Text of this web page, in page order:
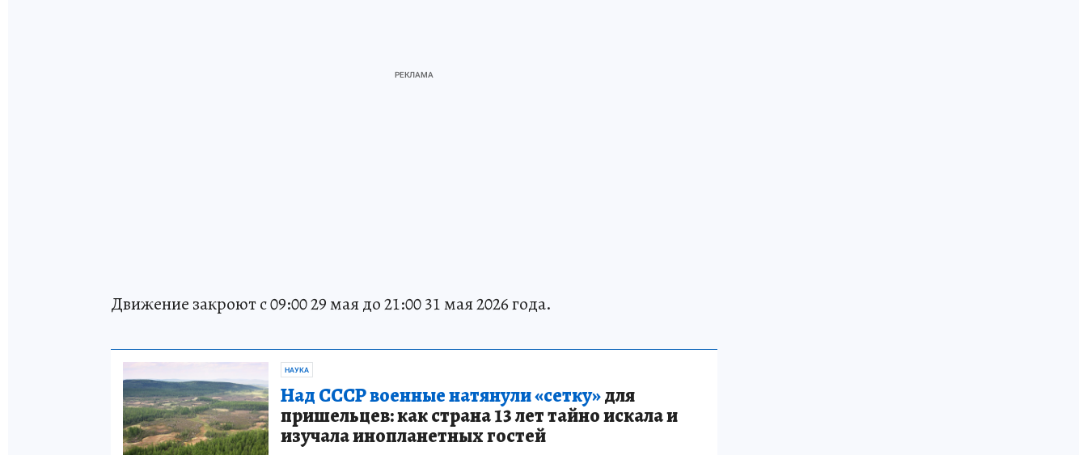
Движение закроют с 09:00 29 мая до 21:00 31 мая 2026 года.
НАУКА
Над СССР военные натянули «сетку»для
пришельцев: как страна 13 лет тайно искала и
изучала инопланетных гостей